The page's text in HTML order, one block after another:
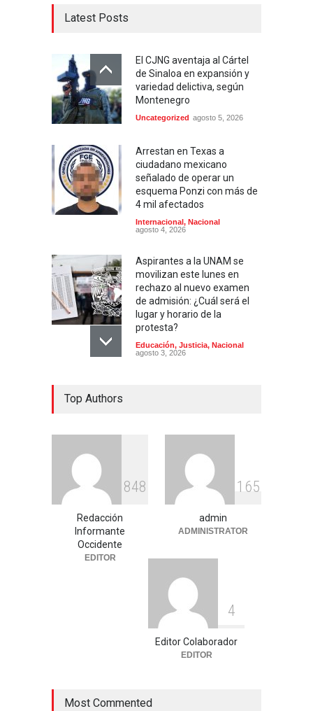
Latest Posts
El CJNG aventaja al Cártel
de Sinaloa en expansión y
variedad delictiva, según
Montenegro
Uncategorized agosto 5, 2026
Arrestan en Texas a
ciudadano mexicano
señalado de operar un
esquema Ponzi con más de
4 mil afectados
Internacional , Nacional
agosto 4, 2026
Aspirantes a la UNAM se
movilizan este lunes en
rechazo al nuevo examen
de admisión: ¿Cuál será el
lugar y horario de la
protesta?
Educación, Justicia, Nacional
agosto 3, 2026
Entre críticas por nepotismo
y demandas de
transparencia, COREMEX
enfrenta un nuevo desafío
Uncategorized julio 30, 2026
Top Authors
848
Redacción
Informante
Occidente
EDITOR
1 65
admin
ADMINISTRATOR
4
Editor Colaborador
EDITOR
Most Commented